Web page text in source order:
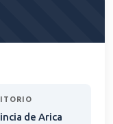
de Arica